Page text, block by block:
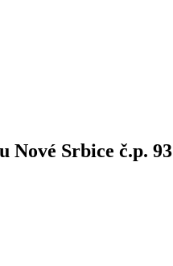
Nové Srbice č.p. 93